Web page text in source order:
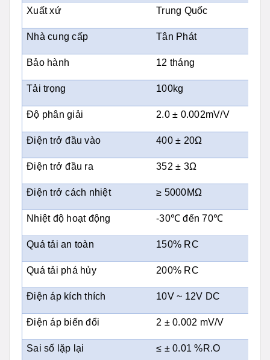
Xuất xứ Trung Quốc
Nhà cung cấp Tân Phát
Bảo hành 12 tháng
Tải trọng 100kg
Độ phân giải 2.0 ± 0.002mV/V
Điện trở đầu vào 400 ± 20Ω
Điện trở đầu ra 352 ± 3Ω
Điện trở cách nhiệt ≥ 5000MΩ
Nhiệt độ hoạt động -30℃ đến 70℃
Quá tải an toàn 150% RC
Quá tải phá hủy 200% RC
Điện áp kích thích 10V ~ 12V DC
Điện áp biến đổi 2 ± 0.002 mV/V
Sai số lặp lại ≤ ± 0.01 %R.O